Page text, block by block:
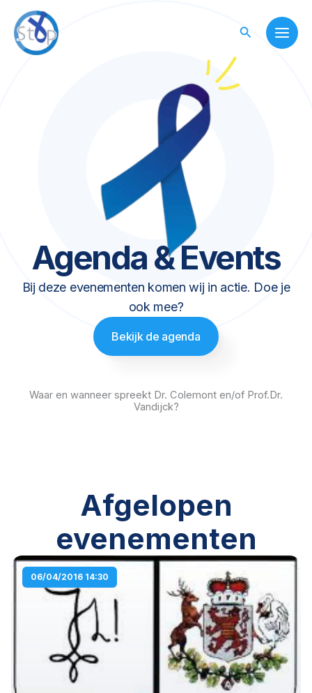
content
Search
Agenda & Events
Bij deze evenementen komen wij in actie. Doe je
ook mee?
Bekijk de agenda
Waar en wanneer spreekt Dr. Colemont en/of Prof.Dr.
Vandijck?
Afgelopen
evenementen
06/04/2016 14:30
P
a
P
a
g
e
P
a
g
P
P
P
a
g
e
P
g
e